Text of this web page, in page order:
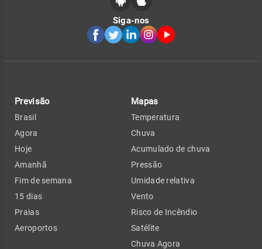
Siga-nos
Previsão
Brasil
Agora
Hoje
Amanhã
Fim de semana
15 dias
Praias
Aeroportos
Mapas
Temperatura
Chuva
Acumulado de chuva
Pressão
Umidade relativa
Vento
Risco de Incêndio
Satélite
Chuva Agora